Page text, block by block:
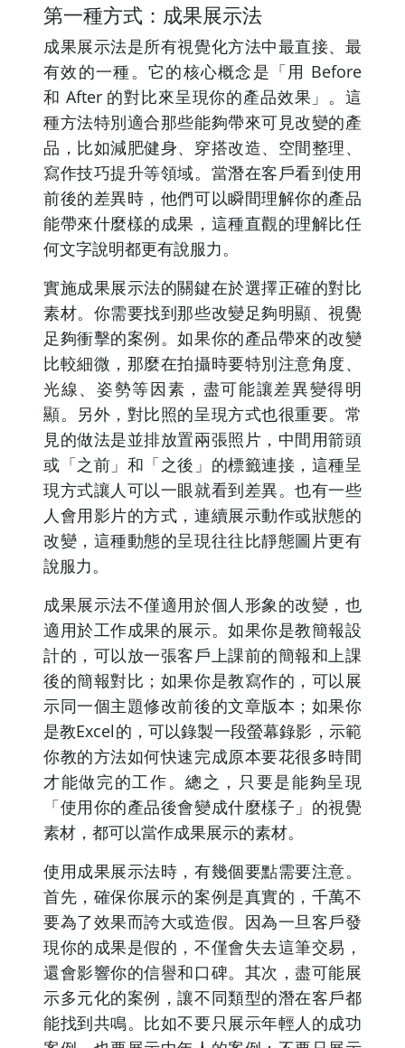
第一種方式：成果展示法
成果展示法是所有視覺化方法中最直接、最
有效的一種。它的核心概念是「用 Before
和 After 的對比來呈現你的產品效果」。這
種方法特別適合那些能夠帶來可見改變的產
品，比如減肥健身、穿搭改造、空間整理、
寫作技巧提升等領域。當潛在客戶看到使用
前後的差異時，他們可以瞬間理解你的產品
能帶來什麼樣的成果，這種直觀的理解比任
何文字說明都更有說服力。
實施成果展示法的關鍵在於選擇正確的對比
素材。你需要找到那些改變足夠明顯、視覺
足夠衝擊的案例。如果你的產品帶來的改變
比較細微，那麼在拍攝時要特別注意角度、
光線、姿勢等因素，盡可能讓差異變得明
顯。另外，對比照的呈現方式也很重要。常
見的做法是並排放置兩張照片，中間用箭頭
或「之前」和「之後」的標籤連接，這種呈
現方式讓人可以一眼就看到差異。也有一些
人會用影片的方式，連續展示動作或狀態的
改變，這種動態的呈現往往比靜態圖片更有
說服力。
成果展示法不僅適用於個人形象的改變，也
適用於工作成果的展示。如果你是教簡報設
計的，可以放一張客戶上課前的簡報和上課
後的簡報對比；如果你是教寫作的，可以展
示同一個主題修改前後的文章版本；如果你
是教Excel的，可以錄製一段螢幕錄影，示範
你教的方法如何快速完成原本要花很多時間
才能做完的工作。總之，只要是能夠呈現
「使用你的產品後會變成什麼樣子」的視覺
素材，都可以當作成果展示的素材。
使用成果展示法時，有幾個要點需要注意。
首先，確保你展示的案例是真實的，千萬不
要為了效果而誇大或造假。因為一旦客戶發
現你的成果是假的，不僅會失去這筆交易，
還會影響你的信譽和口碑。其次，盡可能展
示多元化的案例，讓不同類型的潛在客戶都
能找到共鳴。比如不要只展示年輕人的成功